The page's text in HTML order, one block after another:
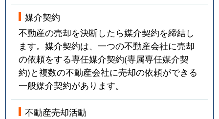
媒介契約
不動産の売却を決断したら媒介契約を締結し
ます。媒介契約は、一つの不動産会社に売却
の依頼をする専任媒介契約(専属専任媒介契
約)と複数の不動産会社に売却の依頼ができる
一般媒介契約があります。
不動産売却活動